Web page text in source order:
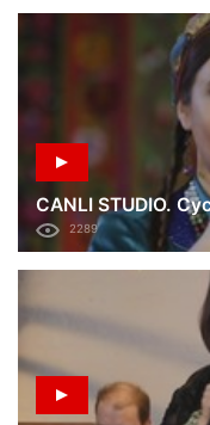
CANLI STUDIO.
2289